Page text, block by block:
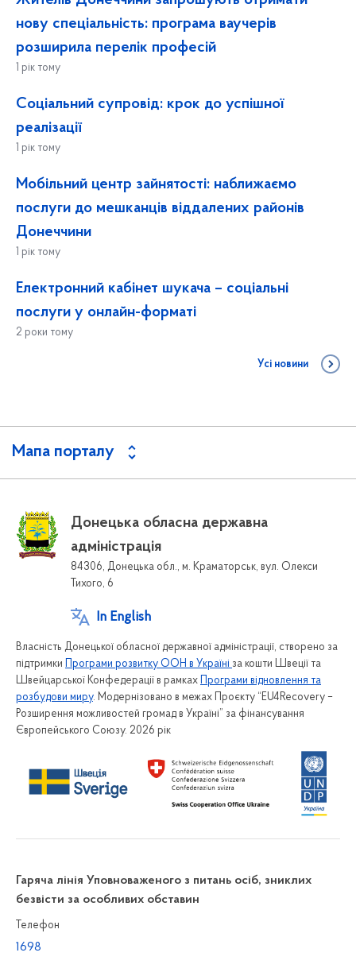
нову спеціальність: програма ваучерів
розширила перелік професій
1 рік тому
Соціальний супровід: крок до успішної
реалізації
1 рік тому
Мобільний центр зайнятості: наближаємо
послуги до мешканців віддалених районів
Донеччини
1 рік тому
Електронний кабінет шукача – соціальні
послуги у онлайн-форматі
2 роки тому
Усі новини
Мапа порталу
Донецька обласна державна
адміністрація
84306, Донецька обл., м. Краматорськ, вул. Олекси
Тихого, 6
In English
Власність Донецької обласної державної адміністрації, створено за
підтримки
Програми розвитку ООН в Україні за кошти Швеції та
Швейцарської Конфедерації в рамках
Програми відновлення та
розбудови миру. Модернізовано в межах Проєкту “EU4Recovery –
Розширення можливостей громад в Україні” за фінансування
Європейського Союзу. 2026 рік
Гаряча лінія Уповноваженого з питань осіб, зниклих
безвісти за особливих обставин
Телефон
1698